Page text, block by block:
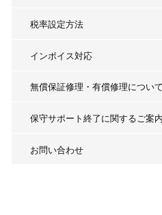
税率設定方法
インボイス対応
無償保証修理・有償修理について
保守サポート終了に関するご案内
お問い合わせ